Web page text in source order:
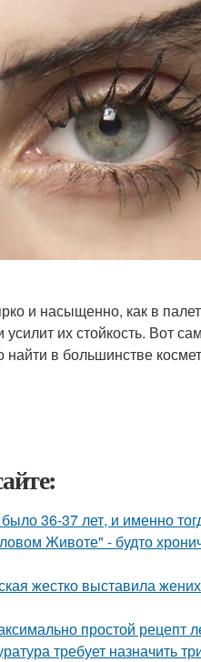
и насыщенно, как в
их стойкость. Вот
в большинстве
36-37 лет, и именно
Животе" - будто
жестко выставила
простой рецепт
требует назначить